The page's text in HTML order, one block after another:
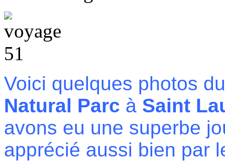
Voici quelques photos
Natural Parc à Saint
avons eu une superbe
apprécié aussi bien par